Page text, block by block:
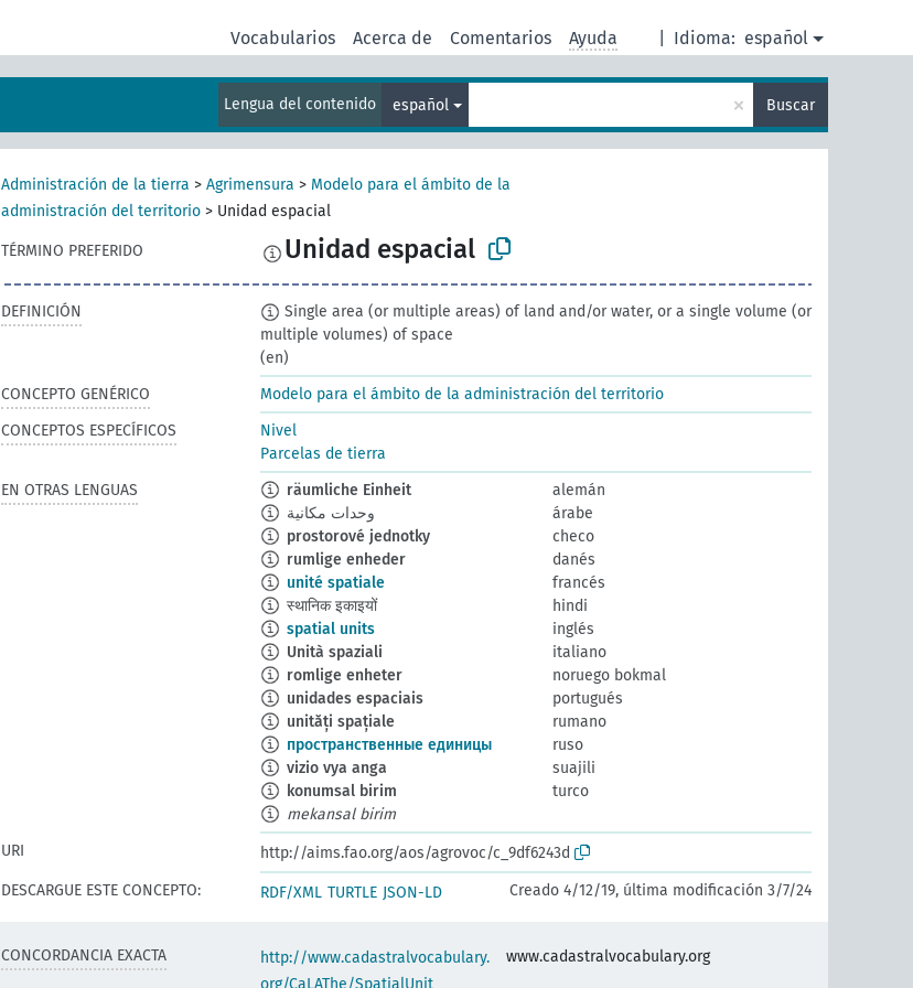
Idioma: español
Vocabularios Acerca de Comentarios Ayuda
Lengua del contenido español × Buscar
Administración de la tierra > Agrimensura > Modelo para el ámbito de la
administración del territorio > Unidad espacial
TÉRMINO PREFERIDO Unidad espacial
DEFINICIÓN
Single area (or multiple areas) of land and/or water, or a single volume (or
multiple volumes) of space
(en)
CONCEPTO GENÉRICO
Modelo para el ámbito de la administración del territorio
CONCEPTOS ESPECÍFICOS
Nivel
Parcelas de tierra
EN OTRAS LENGUAS
räumliche Einheit
alemán
وحدات مكانية
árabe
prostorové jednotky
checo
rumlige enheder
danés
unité spatiale
francés
स्थानिक इकाइयों
hindi
spatial units
inglés
Unità spaziali
italiano
romlige enheter
noruego bokmal
unidades espaciais
portugués
unități spațiale
rumano
пространственные единицы
ruso
vizio vya anga
suajili
konumsal birim
turco
mekansal birim
URI
http://aims.fao.org/aos/agrovoc/c_9df6243d
DESCARGUE ESTE CONCEPTO:
RDF/XML TURTLE JSON-LD Creado 4/12/19, última modificación 3/7/24
CONCORDANCIA EXACTA
http://www.cadastralvocabulary.
org/CaLAThe/SpatialUnit
www.cadastralvocabulary.org